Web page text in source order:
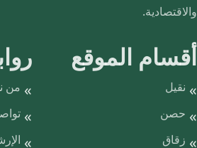
والاقتصادية.
أقسام الموقع
نقيل
حصن
زقاق
من